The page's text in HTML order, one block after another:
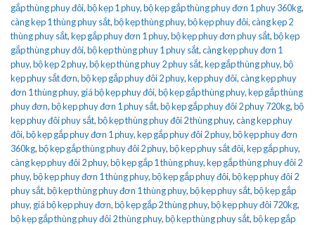
gắp thùng phuy đôi,bộ kẹp 1 phuy,bộ kẹp gắp thùng phuy đơn 1 phuy 360kg,
càng kẹp 1 thùng phuy sắt,bộ kẹp thùng phuy,bộ kẹp phuy đôi,càng kẹp 2
thùng phuy sắt,kẹp gắp phuy đơn 1 phuy,bộ kẹp phuy đơn phuy sắt,bộ kẹp
gắp thùng phuy đôi,bộ kẹp thùng phuy 1 phuy sắt,càng kẹp phuy đơn 1
phuy,bộ kẹp 2 phuy,bộ kẹp thùng phuy 2 phuy sắt,kẹp gắp thùng phuy,bộ
kẹp phuy sắt đơn,bộ kẹp gắp phuy đôi 2 phuy,kẹp phuy đôi,càng kẹp phuy
đơn 1 thùng phuy, giá bộ kẹp phuy đôi,bộ kẹp gắp thùng phuy,kẹp gắp thùng
phuy đơn,bộ kẹp phuy đơn 1 phuy sắt,bộ kẹp gắp phuy đôi 2 phuy 720kg,bộ
kẹp phuy đôi phuy sắt,bộ kẹp thùng phuy đôi 2 thùng phuy,càng kẹp phuy
đôi,bộ kẹp gắp phuy đơn 1 phuy,kẹp gắp phuy đôi 2 phuy,bộ kẹp phuy đơn
360kg,bộ kẹp gắp thùng phuy đôi 2 phuy,bộ kẹp phuy sắt đôi,kẹp gắp phuy,
càng kẹp phuy đôi 2 phuy,bộ kẹp gắp 1 thùng phuy,kẹp gắp thùng phuy đôi 2
phuy,bộ kẹp phuy đơn 1 thùng phuy,bộ kẹp gắp phuy đôi,bộ kẹp phuy đôi 2
phuy sắt,bộ kẹp thùng phuy đơn 1 thùng phuy,bộ kẹp phuy sắt,bộ kẹp gắp
phuy, giá bộ kẹp phuy đơn,bộ kẹp gắp 2 thùng phuy,bộ kẹp phuy đôi 720kg,
bộ kẹp gắp thùng phuy đôi 2 thùng phuy,bộ kẹp thùng phuy sắt,bộ kẹp gắp